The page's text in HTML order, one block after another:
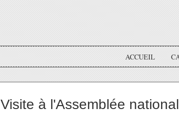
ACCUEIL
Visite à l'Assemblée